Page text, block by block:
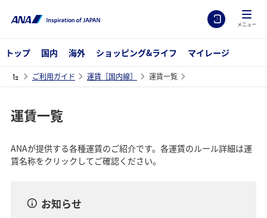
メニュー
トップ 国内 海外 ショッピング&ライフ マイレージ
ご利用ガイド 運賃［国内線］ 運賃一覧
運賃一覧
ANAが提供する各種運賃のご紹介です。各運賃のルール詳細は運
賃名称をクリックしてご確認ください。
お知らせ